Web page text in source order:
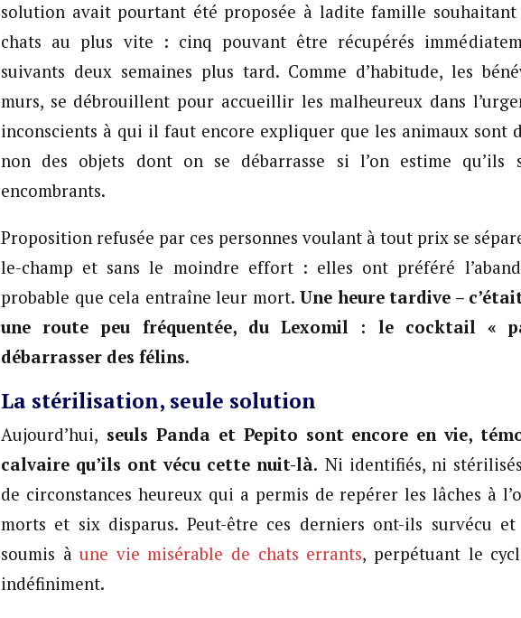
solution avait pourtant été proposée à ladite famille souhaitant
chats au plus vite : cinq pouvant être récupérés
suivants deux semaines plus tard. Comme d’habitude, les
murs, se débrouillent pour accueillir les malheureux dans
inconscients à qui il faut encore expliquer que les animaux sont
non des objets dont on se débarrasse si l’on estime qu’ils
encombrants.
Proposition refusée par ces personnes voulant à tout prix se
le-champ et sans le moindre effort : elles ont préféré
probable que cela entraîne leur mort. Une heure tardive –
une route peu fréquentée, du Lexomil : le cocktail «
débarrasser des félins.
La stérilisation, seule solution
Aujourd’hui, seuls Panda et Pepito sont encore en vie,
calvaire qu’ils ont vécu cette nuit-là. Ni identifiés, ni
de circonstances heureux qui a permis de repérer les lâches à
morts et six disparus. Peut-être ces derniers ont-ils survécu et
soumis àune vie misérable de chats errants, perpétuant le
indéfiniment.